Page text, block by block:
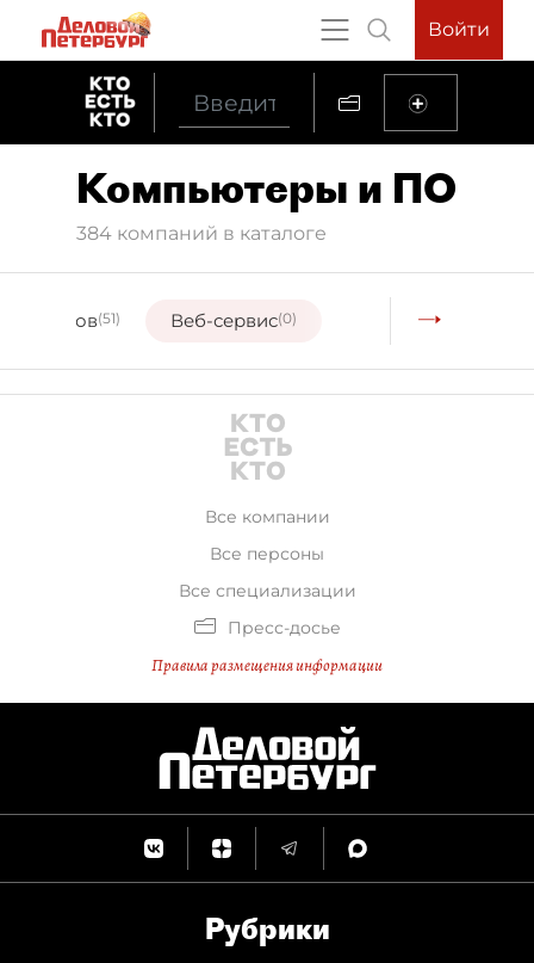
Войти
Компьютеры и ПО
384 компаний в каталоге
сайтов(51) Веб-сервис(0)
Все компании
Все персоны
Все специализации
Пресс-досье
Правила размещения информации
Рубрики